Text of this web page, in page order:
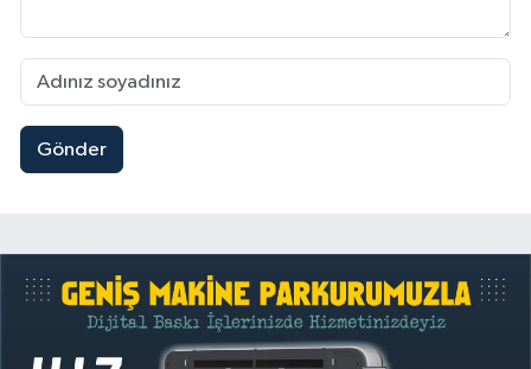
Gönder